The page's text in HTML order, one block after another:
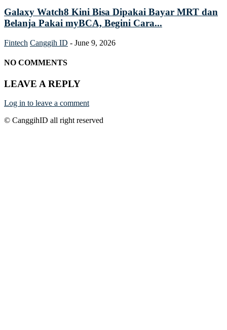
Galaxy Watch8 Kini Bisa Dipakai Bayar MRT dan
Belanja Pakai myBCA, Begini Cara...
Fintech Canggih ID - June 9, 2026
NO COMMENTS
LEAVE A REPLY
Log in to leave a comment
© CanggihID all right reserved